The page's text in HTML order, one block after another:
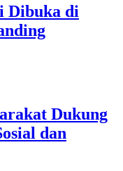
Dibuka di
Dukung
dan